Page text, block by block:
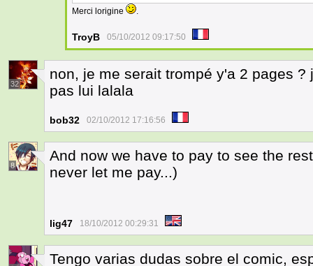
Merci lorigine .
TroyB 05/10/2012 09:17:50
32
non, je me serait trompé y'a 2 pages
pas lui lalala
bob32 02/10/2012 17:16:56
8
And now we have to pay to see the
never let me pay...)
lig47 18/10/2012 00:29:31
Tengo varias dudas sobre el comic,